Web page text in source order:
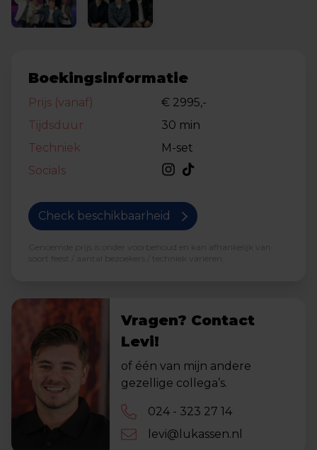
Boekingsinformatie
Prijs (vanaf)
€ 2995,-
Tijdsduur
30 min
Techniek
M-set
Socials
Check beschikbaarheid
Genoemde prijs is onder voorbehoud en kan afhankelijk van
soort feest / aantal bezoekers / techniek variëren.
Vragen? Contact
Levi!
of één van mijn andere
gezellige collega’s.
024 - 323 27 14
levi@lukassen.nl